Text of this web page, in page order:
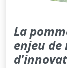
La
enjeu de